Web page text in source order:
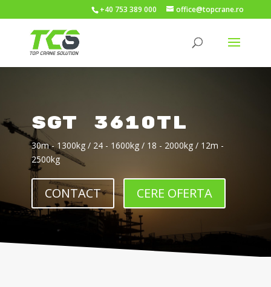
+40 753 389 000 office@topcrane.ro
SGT 3610TL
30m - 1300kg / 24 - 1600kg / 18 - 2000kg / 12m -
2500kg
CONTACT CERE OFERTA